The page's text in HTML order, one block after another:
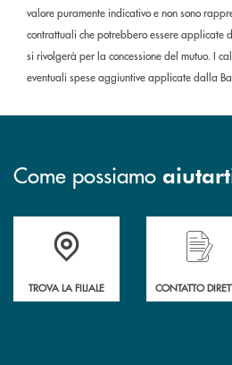
valore puramente indicativo e non sono
contrattuali che potrebbero essere applicate
si rivolgerà per la concessione del mutuo. I
eventuali spese aggiuntive applicate dalla
Come possiamo
Accedi all'elenco completo delle filiali .
TROVA LA FILIALE
Hai bisogno
CONTATTO